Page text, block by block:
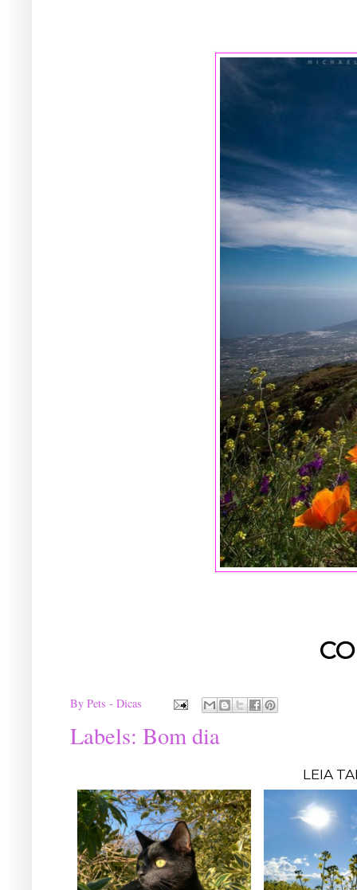
By Pets - Dicas
Labels: Bom dia
LEIA